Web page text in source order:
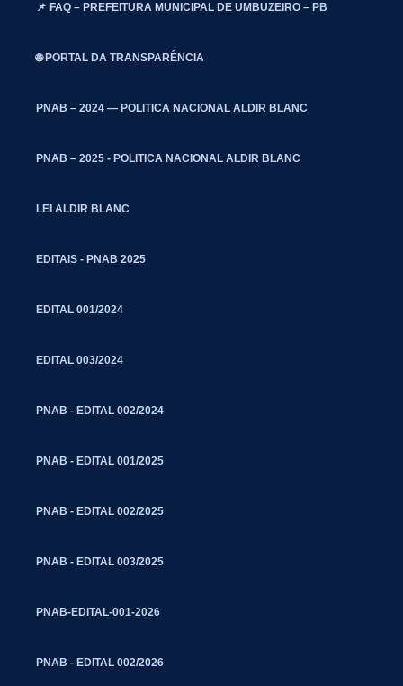
📌 FAQ – PREFEITURA MUNICIPAL DE UMBUZEIRO – PB
🌐 PORTAL DA TRANSPARÊNCIA
PNAB – 2024 — POLITICA NACIONAL ALDIR BLANC
PNAB – 2025 - POLITICA NACIONAL ALDIR BLANC
LEI ALDIR BLANC
EDITAIS - PNAB 2025
EDITAL 001/2024
EDITAL 003/2024
PNAB - EDITAL 002/2024
PNAB - EDITAL 001/2025
PNAB - EDITAL 002/2025
PNAB - EDITAL 003/2025
PNAB-EDITAL-001-2026
PNAB - EDITAL 002/2026